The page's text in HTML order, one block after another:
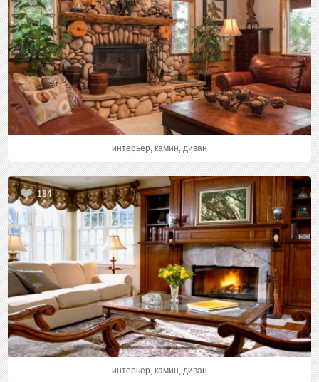
интерьер, камин, диван
184
интерьер, камин, диван